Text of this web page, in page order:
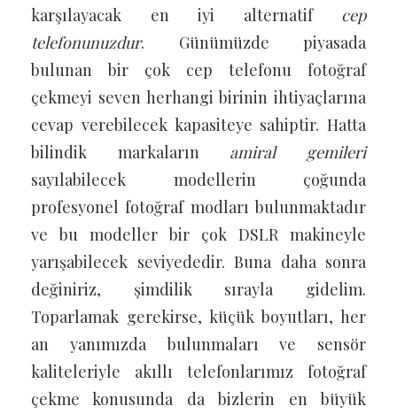
karşılayacak en iyi alternatif cep
telefonunuzdur. Günümüzde piyasada
bulunan bir çok cep telefonu fotoğraf
çekmeyi seven herhangi birinin ihtiyaçlarına
cevap verebilecek kapasiteye sahiptir. Hatta
bilindik markaların amiral gemileri
sayılabilecek modellerin çoğunda
profesyonel fotoğraf modları bulunmaktadır
ve bu modeller bir çok DSLR makineyle
yarışabilecek seviyededir. Buna daha sonra
değiniriz, şimdilik sırayla gidelim.
Toparlamak gerekirse, küçük boyutları, her
an yanımızda bulunmaları ve sensör
kaliteleriyle akıllı telefonlarımız fotoğraf
çekme konusunda da bizlerin en büyük